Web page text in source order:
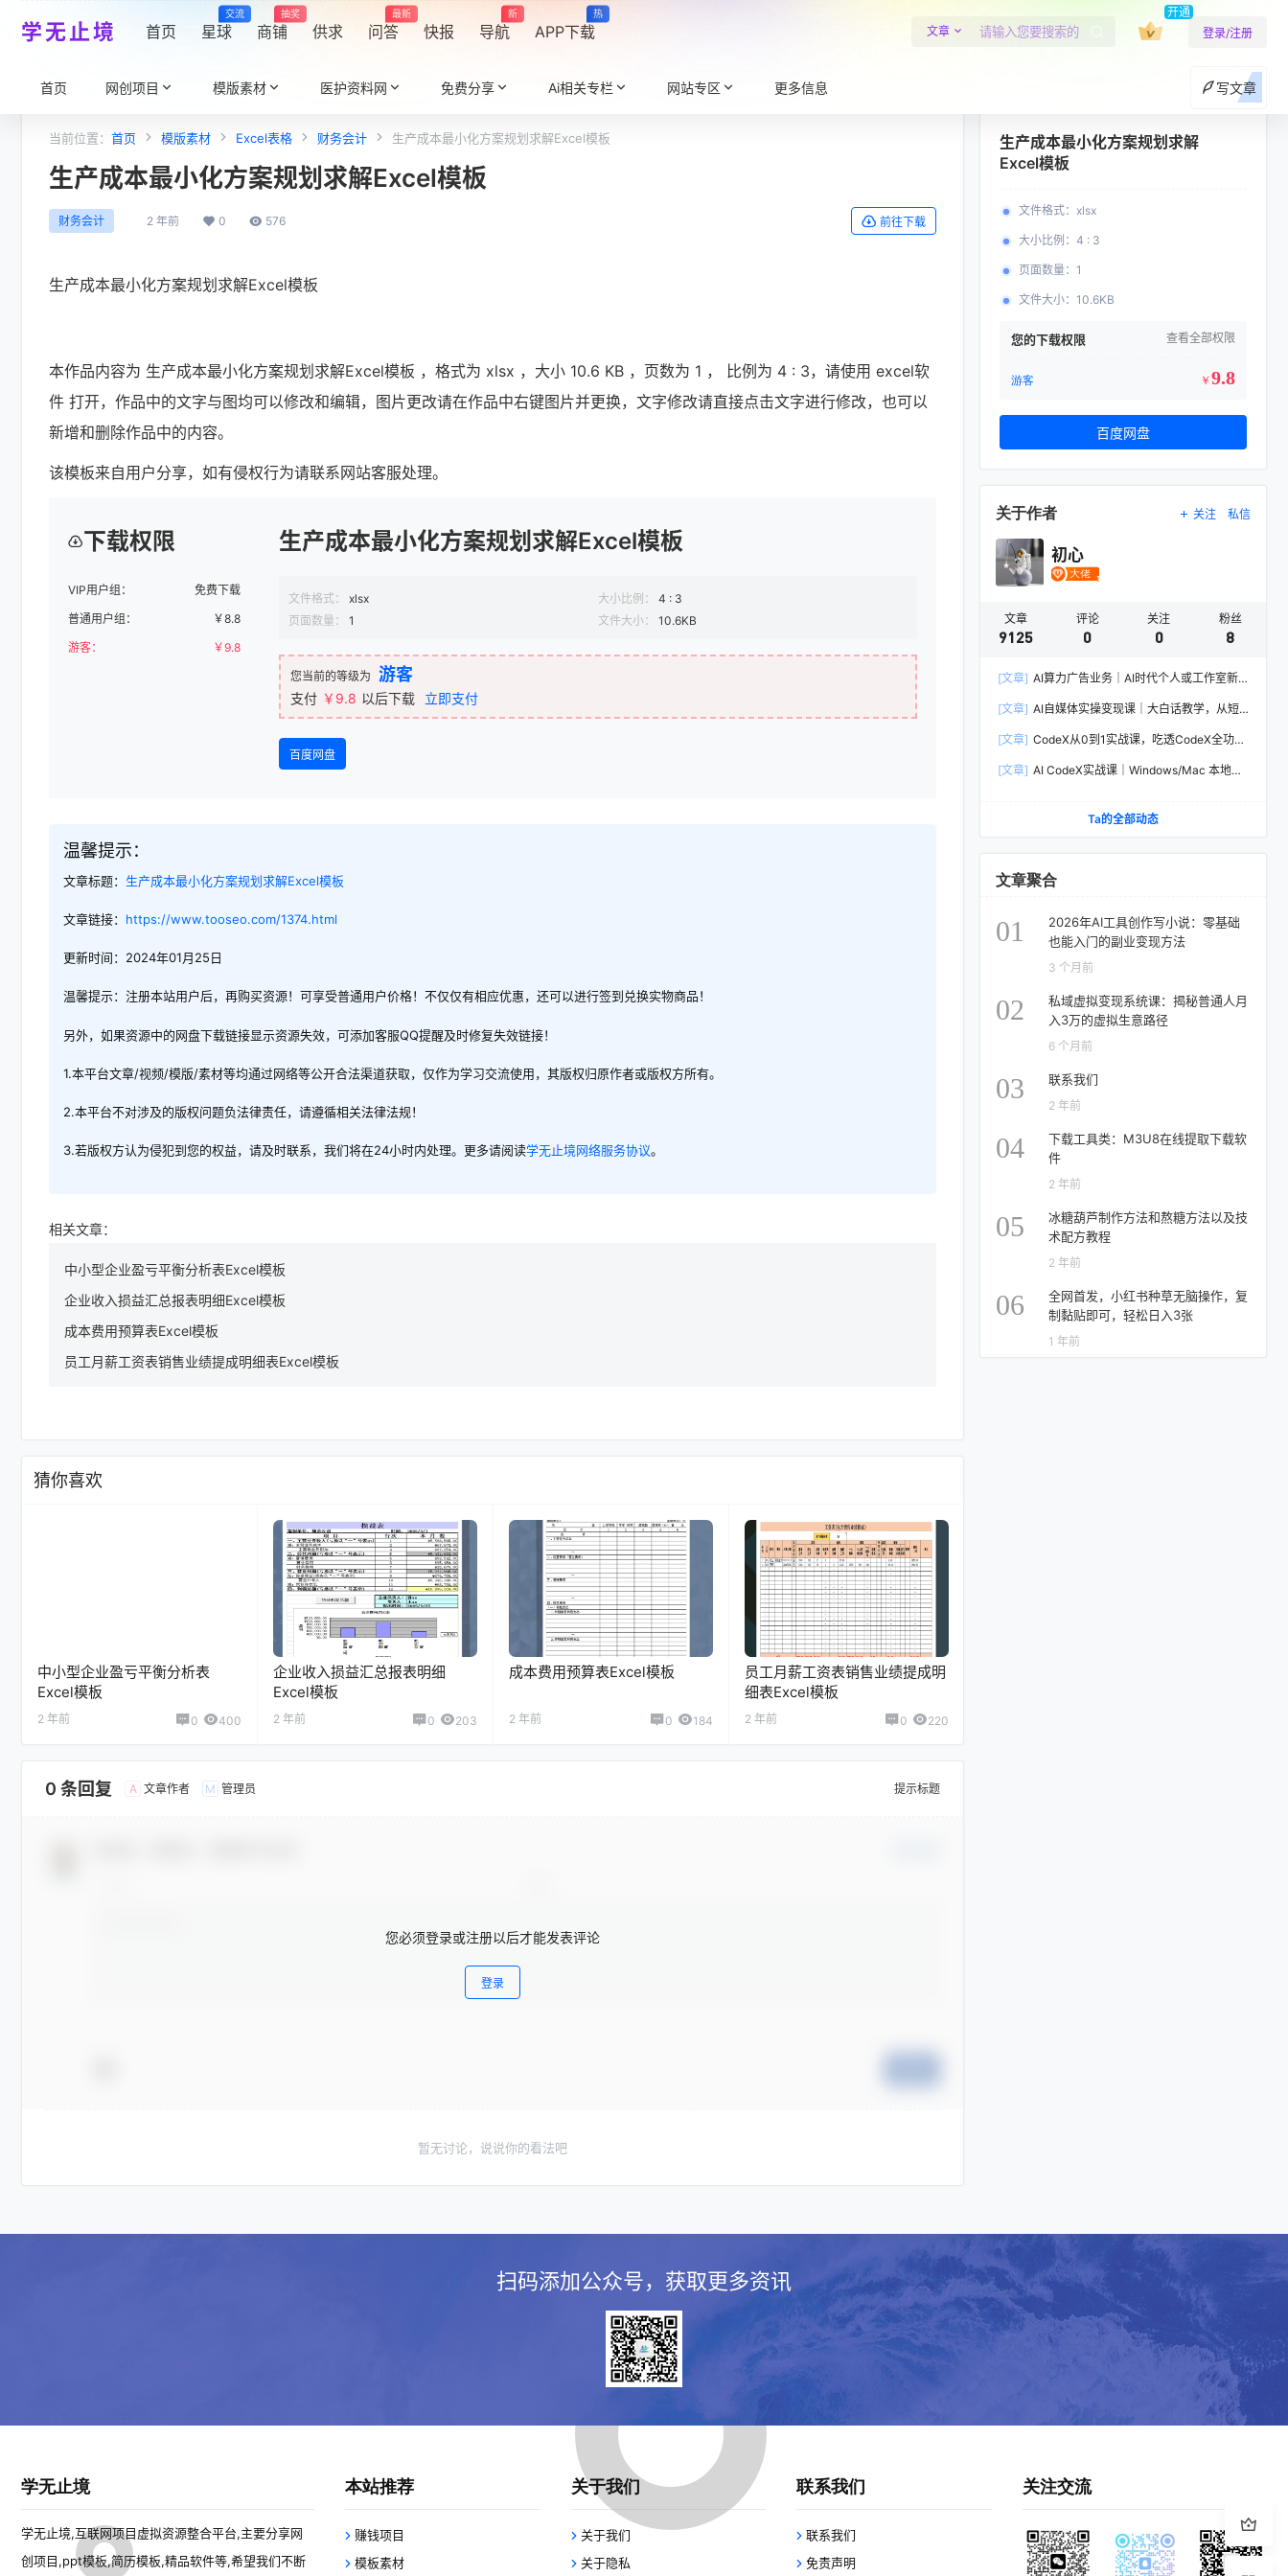
学无止境 首页 星球
交流
商铺
抽奖
供求 问答
最新
快报 导航
新
APP下载
热
文章
开通
登录/注册
首页 网创项目 模版素材 医护资料网 免费分享 Ai相关专栏 网站专区 更多信息 写文章
当前位置： 首页 模版素材 Excel表格 财务会计 生产成本最小化方案规划求解Excel模板
生产成本最小化方案规划求解Excel模板
财务会计 2 年前 0 576 前往下载
生产成本最小化方案规划求解Excel模板
本作品内容为 生产成本最小化方案规划求解Excel模板 ，格式为 xlsx ，大小 10.6 KB ，页数为 1 ， 比例为 4 : 3，请使用 excel软
件 打开，作品中的文字与图均可以修改和编辑，图片更改请在作品中右键图片并更换，文字修改请直接点击文字进行修改，也可以
新增和删除作品中的内容。
该模板来自用户分享，如有侵权行为请联系网站客服处理。
下载权限
VIP用户组：
免费下载
普通用户组：
￥8.8
游客：
￥9.8
生产成本最小化方案规划求解Excel模板
文件格式： xlsx 大小比例：
4 : 3
页面数量：
1 文件大小： 10.6KB
您当前的等级为 游客
支付 ￥9.8 以后下载 立即支付
百度网盘
温馨提示：
文章标题： 生产成本最小化方案规划求解Excel模板
文章链接： https://www.tooseo.com/1374.html
更新时间：2024年01月25日
温馨提示：注册本站用户后，再购买资源！可享受普通用户价格！不仅仅有相应优惠，还可以进行签到兑换实物商品！
另外，如果资源中的网盘下载链接显示资源失效，可添加客服QQ提醒及时修复失效链接！
1.本平台文章/视频/模版/素材等均通过网络等公开合法渠道获取，仅作为学习交流使用，其版权归原作者或版权方所有。
2.本平台不对涉及的版权问题负法律责任，请遵循相关法律法规！
3.若版权方认为侵犯到您的权益，请及时联系，我们将在24小时内处理。更多请阅读学无止境网络服务协议。
相关文章：
中小型企业盈亏平衡分析表Excel模板
企业收入损益汇总报表明细Excel模板
成本费用预算表Excel模板
员工月薪工资表销售业绩提成明细表Excel模板
猜你喜欢
中小型企业盈亏平衡分析表
Excel模板
2 年前 0 400
企业收入损益汇总报表明细
Excel模板
2 年前 0 203
成本费用预算表Excel模板
2 年前 0 184
员工月薪工资表销售业绩提成明
细表Excel模板
2 年前 0 220
0 条回复 A 文章作者 M 管理员 提示标题
您必须登录或注册以后才能发表评论
登录
暂无讨论，说说你的看法吧
生产成本最小化方案规划求解
Excel模板
文件格式： xlsx
大小比例 ： 4 : 3
页面数量： 1
文件大小： 10.6KB
您的下载权限 查看全部权限
游客 ￥ 9.8
百度网盘
关于作者 关注 私信
初心
文章
9125
评论
0
关注
0
粉丝
8
[文章] AI算力广告业务｜AI时代个人或工作室新
[文章] AI自媒体实操变现课｜大白话教学，从短
作与变现全流程
[文章] CodeX从0到1实战课，吃透CodeX全功
落地
[文章] AI CodeX实战课｜Windows/Mac 本地部
Ta的全部动态
文章聚合
01
2026年AI工具创作写小说：零基础
也能入门的副业变现方法
3 个月前
02
私域虚拟变现系统课：揭秘普通人月
入3万的虚拟生意路径
6 个月前
03 联系我们
2 年前
04
下载工具类：M3U8在线提取下载软
件
2 年前
05
冰糖葫芦制作方法和熬糖方法以及技
术配方教程
2 年前
06
全网首发，小红书种草无脑操作，复
制黏贴即可，轻松日入3张
1 年前
扫码添加公众号，获取更多资讯
学无止境
学无止境,互联网项目虚拟资源整合平台,主要分享网
创项目,ppt模板,简历模板,精品软件等,希望我们不断
本站推荐
赚钱项目
模板素材
关于我们
关于我们
关于隐私
联系我们
联系我们
免责声明
关注交流